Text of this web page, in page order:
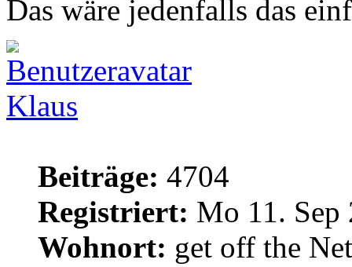
Das wäre jedenfalls das
Klaus
Beiträge: 4704
Registriert: Mo 11. Sep
Wohnort: get off the